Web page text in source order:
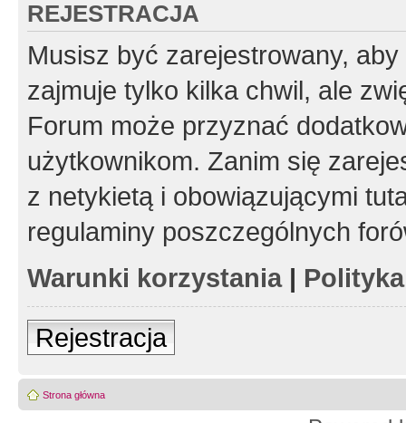
REJESTRACJA
Musisz być zarejestrowany,
zajmuje tylko kilka chwil, ale
Forum może przyznać
użytkownikom. Zanim się
z netykietą i obowiązującymi
regulaminy poszczególnych
Warunki korzystania|
Rejestracja
Strona główna